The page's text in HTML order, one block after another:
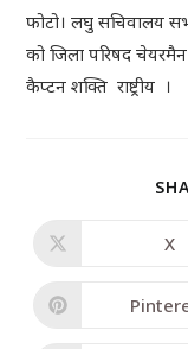
फोटो। लघु सचिवालय
को जिला परिषद
कैप्टन शक्ति राष्ट्रीय ।
X